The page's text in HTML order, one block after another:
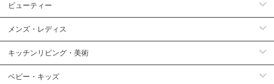
ビューティー
メンズ・レディス
キッチンリビング・美術
ベビー・キッズ